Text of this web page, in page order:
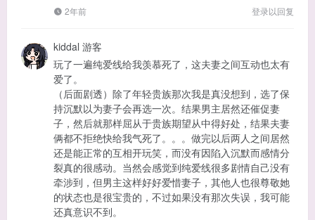
2年前 登录以回复
kiddal 游客
玩了一遍纯爱线给我羡慕死了，这夫妻之间互动也太有
爱了。
（后面剧透）除了年轻贵族那次我是真没想到，选了保
持沉默以为妻子会再选一次。结果男主居然还催促妻
子，然后就那样屈从于贵族期望从中得好处，结果夫妻
俩都不拒绝快给我气死了。。。做完以后两人之间居然
还是能正常的互相开玩笑，而没有因陷入沉默而感情分
裂真的很感动。当然会感觉到纯爱线很多剧情自己没有
牵涉到，但男主这样好好爱惜妻子，其他人也很尊敬她
的状态也是很宝贵的，不过如果没有那次失误，我可能
还真意识不到。